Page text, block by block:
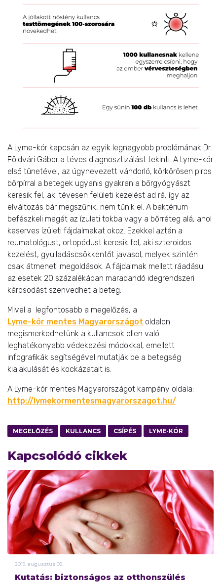
A Lyme-kór kapcsán az egyik legnagyobb problémának Dr.
Földvári Gábor a téves diagnosztizálást tekinti. A Lyme-kór
első tünetével, az úgynevezett vándorló, körkörösen piros
bőrpírral a betegek ugyanis gyakran a bőrgyógyászt
keresik fel, aki tévesen felületi kezelést ad rá, így az
elváltozás bár megszűnik, nem tűnik el. A baktérium
befészkeli magát az ízületi tokba vagy a bőrréteg alá, ahol
keserves ízületi fájdalmakat okoz. Ezekkel aztán a
reumatológust, ortopédust keresik fel, aki szteroidos
kezelést, gyulladáscsökkentőt javasol, melyek szintén
csak átmeneti megoldások. A fájdalmak mellett ráadásul
az esetek 20 százalékában maradandó idegrendszeri
károsodást szenvedhet a beteg.
Mivel a legfontosabb a megelőzés, a
Lyme-kór mentes Magyarországot oldalon
megismerkedhetünk a kullancsok ellen való
leghatékonyabb védekezési módokkal, emellett
infografikák segítségével mutatják be a betegség
kialakulását és kockázatait is.
A Lyme-kór mentes Magyarországot kampány oldala:
http://lymekormentesmagyarorszagot.hu/
MEGELŐZÉS KULLANCS CSÍPÉS LYME-KÓR
Kapcsolódó cikkek
2019. augusztus 09.
Kutatás: biztonságos az otthonszülés